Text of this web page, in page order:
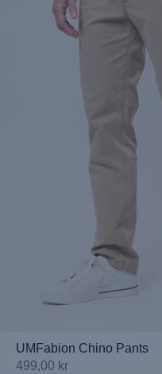
UMFabion Chino Pants
499,00 kr